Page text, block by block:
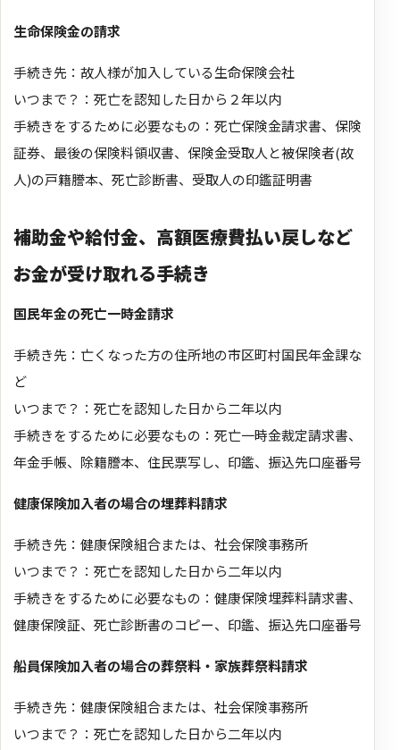
生命保険金の請求
手続き先：故人様が加入している生命保険会社
いつまで？：死亡を認知した日から２年以内
手続きをするために必要なもの：死亡保険金請求書、保険
証券、最後の保険料領収書、保険金受取人と被保険者(故
人)の戸籍謄本、死亡診断書、受取人の印鑑証明書
補助金や給付金、高額医療費払い戻しなど
お金が受け取れる手続き
国民年金の死亡一時金請求
手続き先：亡くなった方の住所地の市区町村国民年金課な
ど
いつまで？：死亡を認知した日から二年以内
手続きをするために必要なもの：死亡一時金裁定請求書、
年金手帳、除籍謄本、住民票写し、印鑑、振込先口座番号
健康保険加入者の場合の埋葬料請求
手続き先：健康保険組合または、社会保険事務所
いつまで？：死亡を認知した日から二年以内
手続きをするために必要なもの：健康保険埋葬料請求書、
健康保険証、死亡診断書のコピー、印鑑、振込先口座番号
船員保険加入者の場合の葬祭料・家族葬祭料請求
手続き先：健康保険組合または、社会保険事務所
いつまで？：死亡を認知した日から二年以内